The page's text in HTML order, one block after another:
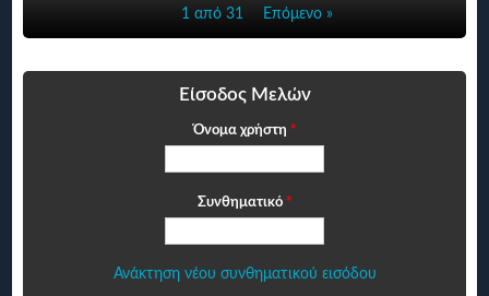
1 από 31 Επόμενο »
Είσοδος Μελών
Όνομα χρήστη *
Συνθηματικό *
Ανάκτηση νέου συνθηματικού εισόδου